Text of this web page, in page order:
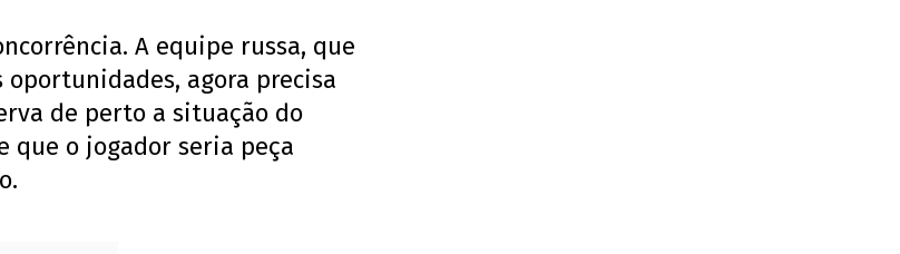
A equipe russa, que
agora precisa
de perto a situação do
que o jogador seria peça